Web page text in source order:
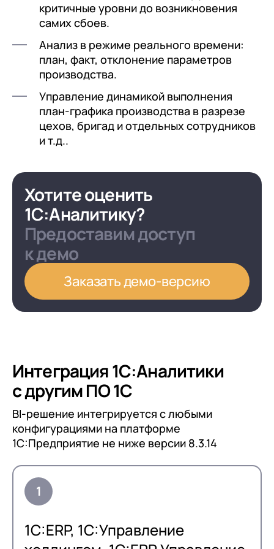
критичные уровни до возникновения
самих сбоев.
Анализ в режиме реального времени:
план, факт, отклонение параметров
производства.
Управление динамикой выполнения
план-графика производства в разрезе
цехов, бригад и отдельных сотрудников
и т.д..
Хотите оценить
1С:Аналитику?
Предоставим доступ
к демо
Заказать демо-версию
Интеграция 1С:Аналитики
с другим ПО 1С
BI-решение интегрируется с любыми
конфигурациями на платформе
1С:Предприятие не ниже версии 8.3.14
1С:ERP, 1С:Управление